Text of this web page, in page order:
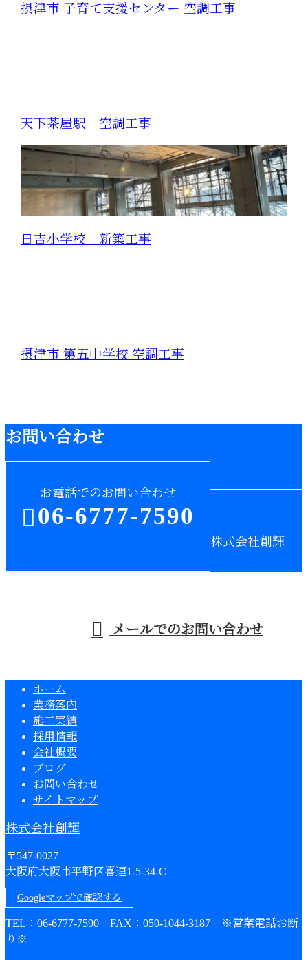
摂津市 子育て支援センター 空調工事
天下茶屋駅 空調工事
日吉小学校 新築工事
摂津市 第五中学校 空調工事
お問い合わせ
お電話でのお問い合わせ
06-6777-7590
メールでのお問い合わせ
株式会社創輝
ホーム
業務案内
施工実績
採用情報
会社概要
ブログ
お問い合わせ
サイトマップ
株式会社創輝
〒547-0027
大阪府大阪市平野区喜連1-5-34-C
Googleマップで確認する
TEL：06-6777-7590 FAX：050-1044-3187 ※営業電話お断
り※